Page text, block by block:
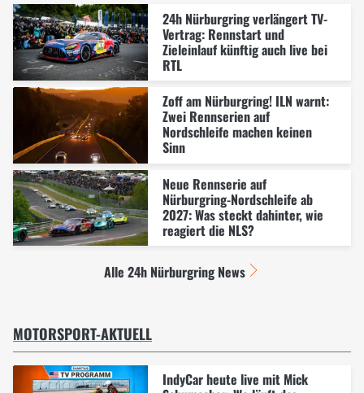
24h Nürburgring verlängert TV-
Vertrag: Rennstart und
Zieleinlauf künftig auch live bei
RTL
Zoff am Nürburgring! ILN warnt:
Zwei Rennserien auf
Nordschleife machen keinen
Sinn
Neue Rennserie auf
Nürburgring-Nordschleife ab
2027: Was steckt dahinter, wie
reagiert die NLS?
Alle 24h Nürburgring News
MOTORSPORT-AKTUELL
IndyCar heute live mit Mick